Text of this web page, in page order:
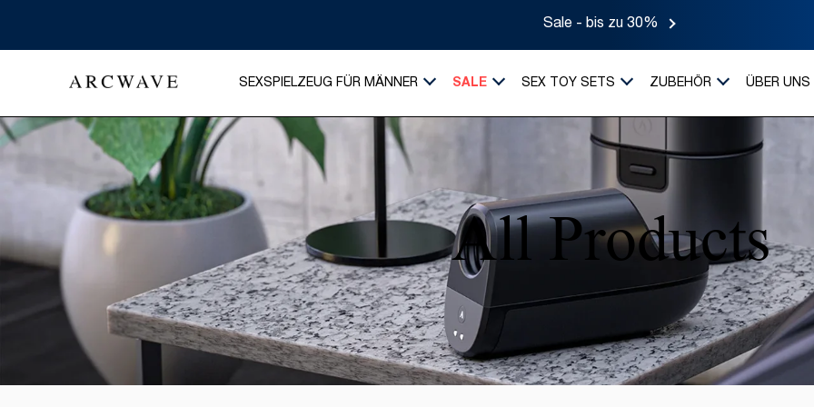
Sale - bis zu 30%
SEXSPIELZEUG FÜR MÄNNER SALE SEX TOY SETS ZUBEHÖR ÜBER UNS
All Products